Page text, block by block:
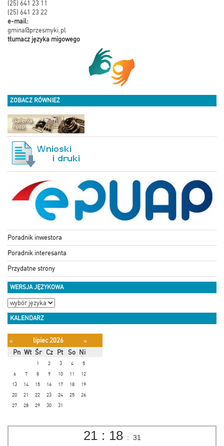
(25) 641 23 11
(25) 641 23 22
e-mail:
gmina@przesmyki.pl
tłumacz języka migowego
ZOBACZ RÓWNIEŻ
Poradnik inwestora
Poradnik interesanta
Przydatne strony
WERSJA JĘZYKOWA
KALENDARZ
« lipiec 2026
»
Pn Wt Śr Cz Pt So Ni
1 2 3 4
5
6
7 8 9 10 11
12
13
14 15 16 17 18
19
20
21 22 23 24 25
26
27
28 29 30 31
21 : 18 : 31